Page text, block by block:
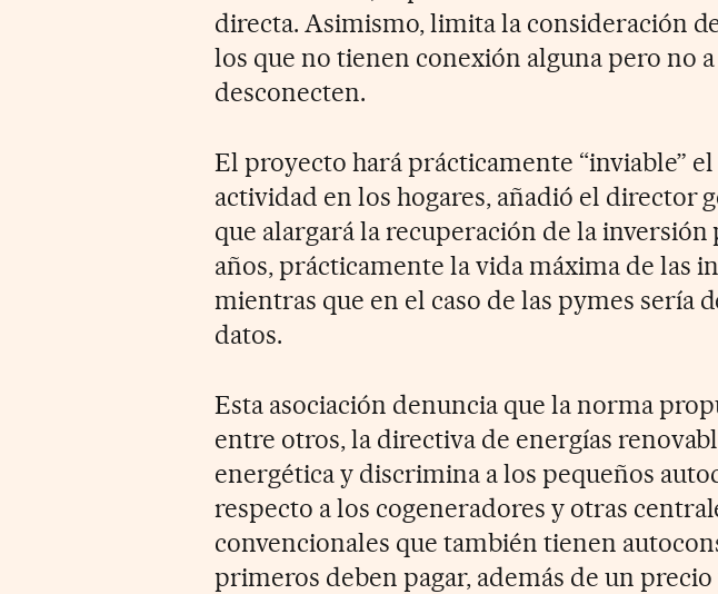
directa. Asimismo, limita la consideración
los que no tienen conexión alguna pero no a
desconecten.
El proyecto hará prácticamente “inviable”
actividad en los hogares, añadió el director
que alargará la recuperación de la inversión
años, prácticamente la vida máxima de las
mientras que en el caso de las pymes sería
datos.
Esta asociación denuncia que la norma
entre otros, la directiva de energías
energética y discrimina a los pequeños
respecto a los cogeneradores y otras
convencionales que también tienen
primeros deben pagar, además de un